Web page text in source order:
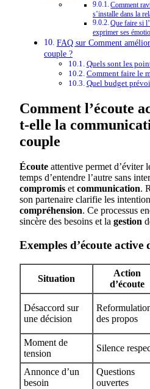
Comment
s’installe dans la
Que faire si
exprimer ses
FAQ sur Comment
couple ?
Quels sont les
Comment faire le
Quel budget
Comment l’écoute
t-elle la
couple
Écoute attentive permet d’éviter
temps d’entendre l’autre sans
compromis etcommunication.
son partenaire clarifie les
compréhension. Ce processus
sincère des besoins et la gestion
Exemples d’écoute active
Situation
Action
d’écoute
Désaccord sur
une décision
des propos
Moment de
tension
Silence
Annonce d’un
besoin
Questions
ouvertes